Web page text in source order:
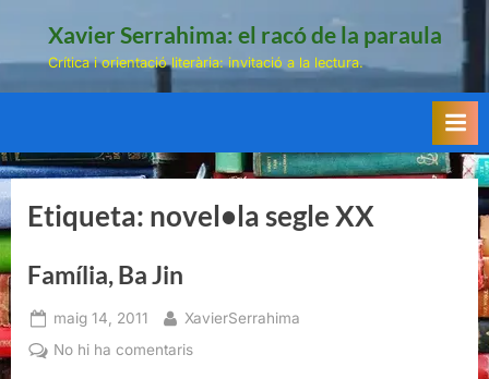
Xavier Serrahima: el racó de la paraula
Crítica i orientació literària: invitació a la lectura.
Etiqueta: novel•la segle XX
Família, Ba Jin
Posted
on
maig 14, 2011 By
XavierSerrahima
No hi ha comentarisa